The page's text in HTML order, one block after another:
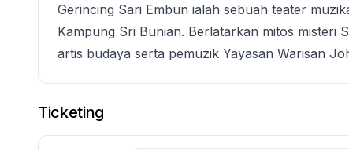
Gerincing Sari Embun ialah sebuah teater
Kampung Sri Bunian. Berlatarkan mitos misteri
artis budaya serta pemuzik Yayasan Warisan
Ticketing